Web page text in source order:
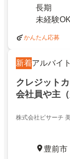
長期
未経験OK
かんたん応募
新着アルバイ
クレジット
会社員や主
株式会社ビサーチ
豊前市